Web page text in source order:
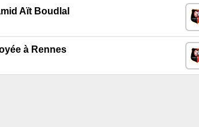
Aït Boudlal
à Rennes